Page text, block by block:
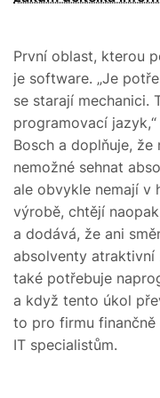
První oblast, kterou
je software. „Je
se starají mechanici.
programovací
Bosch a doplňuje,
nemožné sehnat
ale obvykle nemají v
výrobě, chtějí
a dodává, že ani
absolventy atraktivní
také potřebuje
a když tento úkol
to pro firmu finančně
IT specialistům.